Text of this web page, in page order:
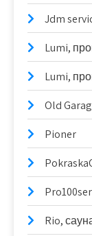
Jdm
Lumi,
Lumi,
Old
Pioner
Rio,